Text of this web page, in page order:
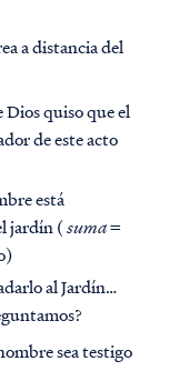
a distancia del
quiso que el
de este acto
está
jardín (suma=
al Jardín…
sea testigo